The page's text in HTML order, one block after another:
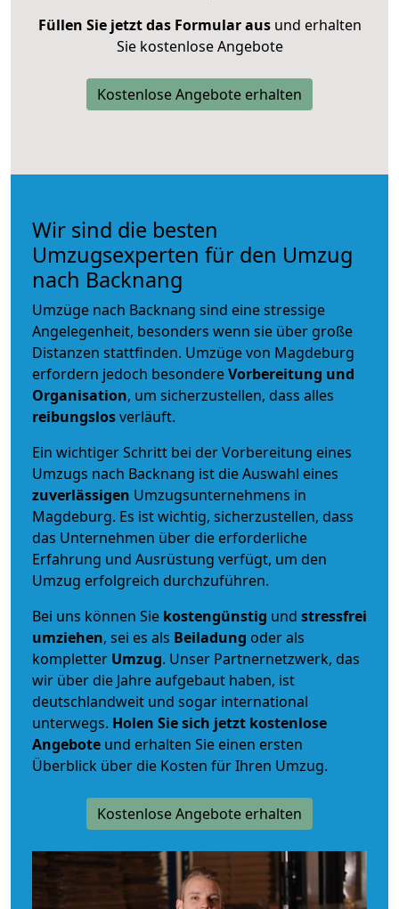
Füllen Sie jetzt das Formular ausund erhalten
Sie kostenlose Angebote
Kostenlose Angebote erhalten
Wir sind die besten
Umzugsexperten für den Umzug
nach Backnang
Umzüge nach Backnang sind eine stressige
Angelegenheit, besonders wenn sie über große
Distanzen stattfinden. Umzüge von Magdeburg
erfordern jedoch besondereVorbereitung und
Organisation, um sicherzustellen, dass alles
reibungslosverläuft.
Ein wichtiger Schritt bei der Vorbereitung eines
Umzugs nach Backnang ist die Auswahl eines
zuverlässigen Umzugsunternehmens in
Magdeburg. Es ist wichtig, sicherzustellen, dass
das Unternehmen über die erforderliche
Erfahrung und Ausrüstung verfügt, um den
Umzug erfolgreich durchzuführen.
Bei uns können Sie kostengünstig und stressfrei
umziehen, sei es als Beiladung oder als
kompletter Umzug. Unser Partnernetzwerk, das
wir über die Jahre aufgebaut haben, ist
deutschlandweit und sogar international
unterwegs. Holen Sie sich jetzt kostenlose
Angebote und erhalten Sie einen ersten
Überblick über die Kosten für Ihren Umzug.
Kostenlose Angebote erhalten